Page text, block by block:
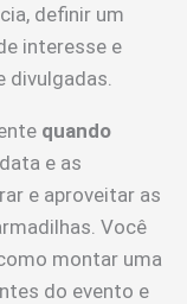
definir um
interesse e
quando
e as
e aproveitar as
Você
montar uma
do evento e